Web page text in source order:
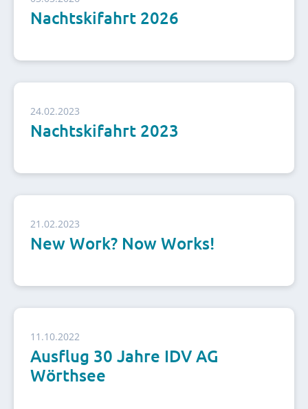
Nachtskifahrt 2026
24.02.2023
Nachtskifahrt 2023
21.02.2023
New Work? Now Works!
11.10.2022
Ausflug 30 Jahre IDV AG
Wörthsee